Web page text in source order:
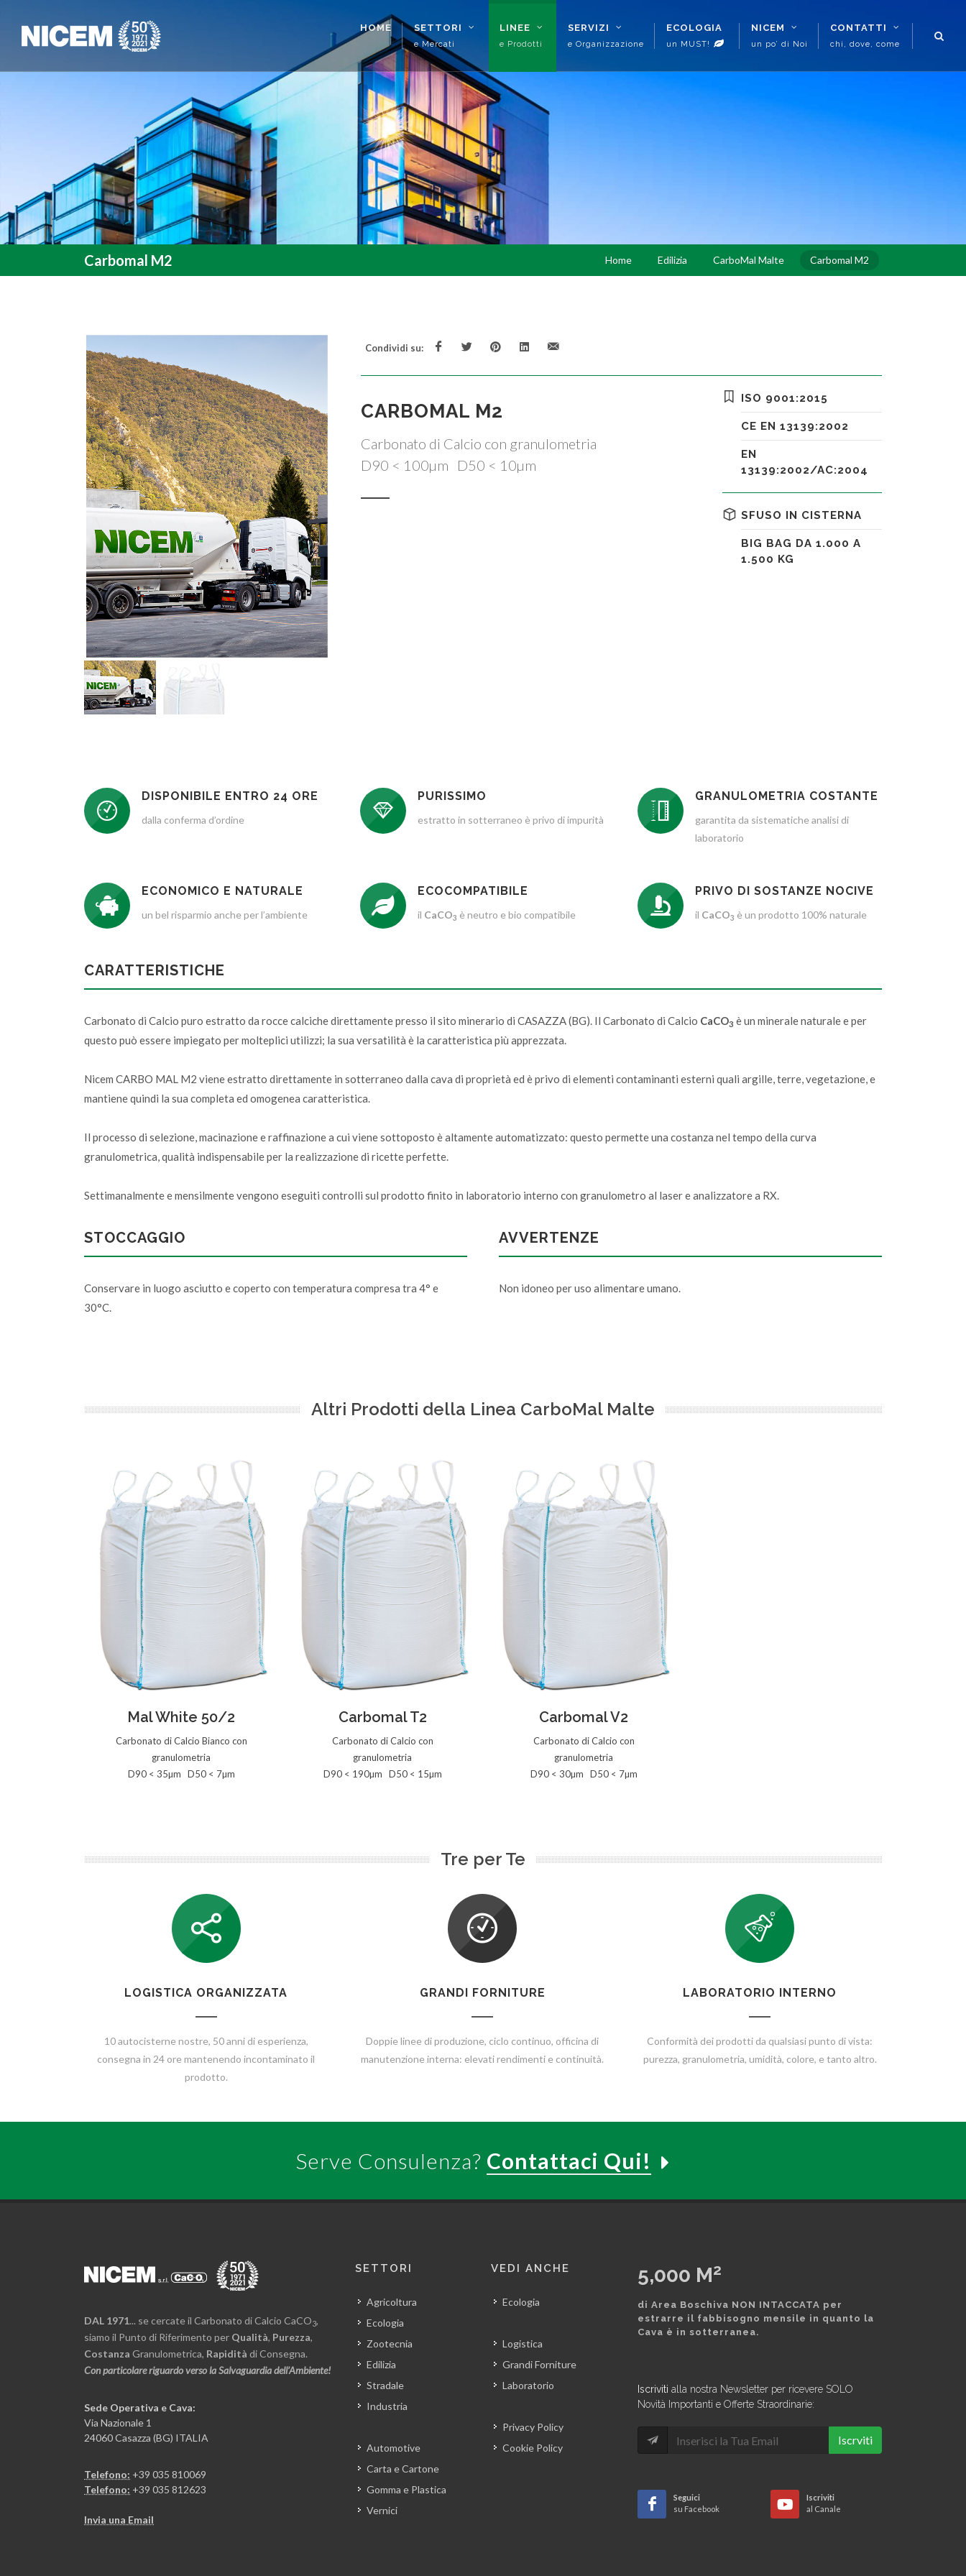
HOME SETTORI
e Mercati
LINEE
e Prodotti
SERVIZI
e Organizzazione
ECOLOGIA
un MUST!
NICEM
un po’ di Noi
CONTATTI
chi, dove, come
Carbomal M2 Home Edilizia CarboMal Malte Carbomal M2
Condividi su:
CARBOMAL M2
Carbonato di Calcio con granulometria
D90 < 100µm D50 < 10µm
ISO 9001:2015
CE EN 13139:2002
EN
13139:2002/AC:2004
SFUSO IN CISTERNA
BIG BAG DA 1.000 A
1.500 KG
DISPONIBILE ENTRO 24 ORE
dalla conferma d’ordine
PURISSIMO
estratto in sotterraneo è privo di impurità
GRANULOMETRIA COSTANTE
garantita da sistematiche analisi di
laboratorio
ECONOMICO E NATURALE
un bel risparmio anche per l’ambiente
ECOCOMPATIBILE
il CaCO3 è neutro e bio compatibile
PRIVO DI SOSTANZE NOCIVE
il CaCO3 è un prodotto 100% naturale
CARATTERISTICHE
Carbonato di Calcio puro estratto da rocce calciche direttamente presso il sito minerario di CASAZZA (BG). Il Carbonato di Calcio CaCO3 è un minerale naturale e per
questo può essere impiegato per molteplici utilizzi; la sua versatilità è la caratteristica più apprezzata.
Nicem CARBO MAL M2 viene estratto direttamente in sotterraneo dalla cava di proprietà ed è privo di elementi contaminanti esterni quali argille, terre, vegetazione, e
mantiene quindi la sua completa ed omogenea caratteristica.
Il processo di selezione, macinazione e raffinazione a cui viene sottoposto è altamente automatizzato: questo permette una costanza nel tempo della curva
granulometrica, qualità indispensabile per la realizzazione di ricette perfette.
Settimanalmente e mensilmente vengono eseguiti controlli sul prodotto finito in laboratorio interno con granulometro al laser e analizzatore a RX.
STOCCAGGIO
Conservare in luogo asciutto e coperto con temperatura compresa tra 4° e
30°C.
AVVERTENZE
Non idoneo per uso alimentare umano.
Altri Prodotti della Linea CarboMal Malte
Vedi la Scheda
Mal White 50/2
Carbonato di Calcio Bianco con
granulometria
D90 < 35µm D50 < 7µm
Vedi la Scheda
Carbomal T2
Carbonato di Calcio con
granulometria
D90 < 190µm D50 < 15µm
Vedi la Scheda
Carbomal V2
Carbonato di Calcio con
granulometria
D90 < 30µm D50 < 7µm
Tre per Te
LOGISTICA ORGANIZZATA
10 autocisterne nostre, 50 anni di esperienza,
consegna in 24 ore mantenendo incontaminato il
prodotto.
GRANDI FORNITURE
Doppie linee di produzione, ciclo continuo, officina di
manutenzione interna: elevati rendimenti e continuità.
LABORATORIO INTERNO
Conformità dei prodotti da qualsiasi punto di vista:
purezza, granulometria, umidità, colore, e tanto altro.
Serve Consulenza? Contattaci Qui!
DAL 1971... se cercate il Carbonato di Calcio CaCO3,
siamo il Punto di Riferimento per Qualità, Purezza,
Costanza Granulometrica, Rapidità di Consegna.
Con particolare riguardo verso la Salvaguardia dell’Ambiente!
Sede Operativa e Cava:
Via Nazionale 1
24060 Casazza (BG) ITALIA
Telefono: +39 035 810069
Telefono: +39 035 812623
Invia una Email
SETTORI
Agricoltura
Ecologia
Zootecnia
Edilizia
Stradale
Industria
Automotive
Carta e Cartone
Gomma e Plastica
Vernici
VEDI ANCHE
Ecologia
Logistica
Grandi Forniture
Laboratorio
Privacy Policy
Cookie Policy
5,000 M2
di Area Boschiva NON INTACCATA per
estrarre il fabbisogno mensile in quanto la
Cava è in sotterranea.
Iscriviti alla nostra Newsletter per ricevere SOLO
Novità Importanti e Offerte Straordinarie:
Iscrviti
Seguici
su Facebook
Iscriviti
al Canale